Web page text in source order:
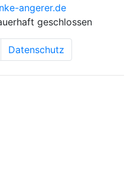
angerer.de
geschlossen
Datenschutz